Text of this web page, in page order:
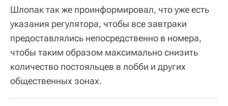
Шлопак так же проинформировал, что уже есть
указания регулятора, чтобы все завтраки
предоставлялись непосредственно в номера,
чтобы таким образом максимально снизить
количество постояльцев в лобби и других
общественных зонах.